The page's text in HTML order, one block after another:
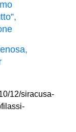
12/siracusa-